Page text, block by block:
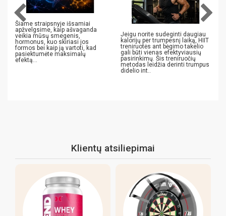
Šiame straipsnyje išsamiai
apžvelgsime, kaip ašvaganda
veikia mūsų smegenis,
hormonus, kuo skiriasi jos
formos bei kaip ją vartoti, kad
pasiektumėte maksimalų
efektą...
Jeigu norite sudeginti daugiau
kalorijų per trumpesnį laiką, HIIT
treniruotės ant bėgimo takelio
gali būti vienas efektyviausių
pasirinkimų. Šis treniruočių
metodas leidžia derinti trumpus
didelio int..
Klientų atsiliepimai